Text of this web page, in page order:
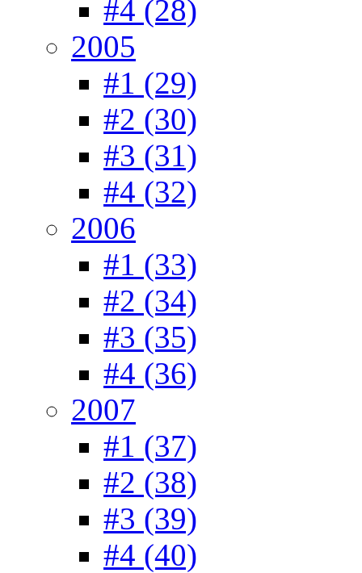
#4 (28)
2005
#1 (29)
#2 (30)
#3 (31)
#4 (32)
2006
#1 (33)
#2 (34)
#3 (35)
#4 (36)
2007
#1 (37)
#2 (38)
#3 (39)
#4 (40)